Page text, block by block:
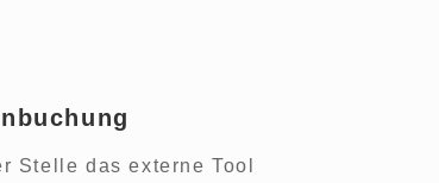
Stelle das externe Tool